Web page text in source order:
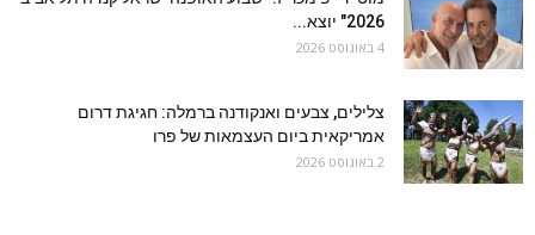
2026" יוצא...
4 באוגוסט 2026
צלילים, צבעים ואנקודנה ברמלה: חגיגת דרום
אמריקאית ביום העצמאות של פרו
2 באוגוסט 2026